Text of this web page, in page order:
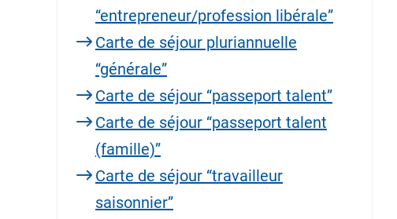
“entrepreneur/profession libérale”
Carte de séjour pluriannuelle
“générale”
Carte de séjour “passeport talent”
Carte de séjour “passeport talent
(famille)”
Carte de séjour “travailleur
saisonnier”